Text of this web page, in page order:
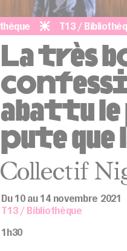
T13 / Bibliothèque
La très
abattu
pute
Collectif
Du 10 au 14 novembre 2021
T13 / Bibliothèque
1h30